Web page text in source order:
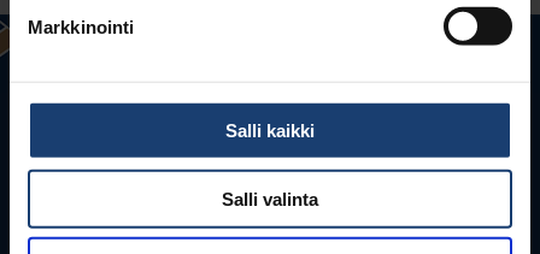
Markkinointi
Salli kaikki
Salli valinta